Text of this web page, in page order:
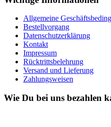
Allgemeine
Bestellvorgang
Datenschutzerklärung
Kontakt
Impressum
Rücktrittsbelehrung
Versand und Lieferung
Zahlungsweisen
Wie Du bei uns bezahlen